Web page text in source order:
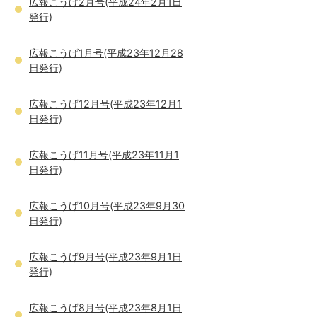
発行)
広報こうげ1月号(平成23年12月28
日発行)
広報こうげ12月号(平成23年12月1
日発行)
広報こうげ11月号(平成23年11月1
日発行)
広報こうげ10月号(平成23年9月30
日発行)
広報こうげ9月号(平成23年9月1日
発行)
広報こうげ8月号(平成23年8月1日